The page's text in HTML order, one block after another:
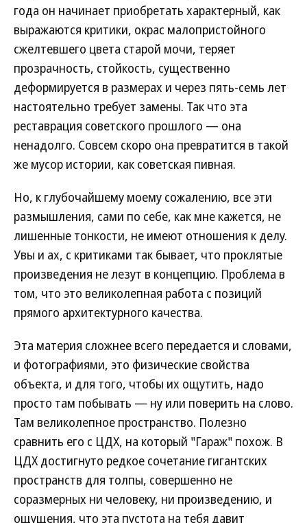
года он начинает приобретать характерный, как
выражаются критики, окрас малопристойного
сжелтевшего цвета старой мочи, теряет
прозрачность, стойкость, существенно
деформируется в размерах и через пять-семь лет
настоятельно требует замены. Так что эта
реставрация советского прошлого — она
ненадолго. Совсем скоро она превратится в такой
же мусор истории, как советская пивная.
Но, к глубочайшему моему сожалению, все эти
размышления, сами по себе, как мне кажется, не
лишенные тонкости, не имеют отношения к делу.
Увы и ах, с критиками так бывает, что проклятые
произведения не лезут в концепцию. Проблема в
том, что это великолепная работа с позиций
прямого архитектурного качества.
Эта материя сложнее всего передается и словами,
и фотографиями, это физические свойства
объекта, и для того, чтобы их ощутить, надо
просто там побывать — ну или поверить на слово.
Там великолепное пространство. Полезно
сравнить его с ЦДХ, на который "Гараж" похож. В
ЦДХ достигнуто редкое сочетание гигантских
пространств для толпы, совершенно не
соразмерных ни человеку, ни произведению, и
ощущения, что эта пустота на тебя давит